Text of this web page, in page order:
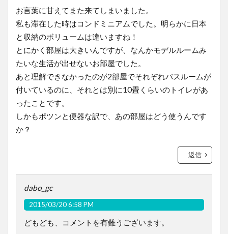
お言葉に甘えてまた来てしまいました。
私も滞在した時はコンドミニアムでした。明らかに日本
と収納のボリュームは違いますね！
とにかく部屋は大きいんですが、なんかモデルルームみ
たいな生活が出せないお部屋でした。
あと理解できなかったのが2部屋でそれぞれバスルームが
付いているのに、それとは別に10畳くらいのトイレがあ
ったことです。
しかもポツンと便器な訳で、あの部屋はどう使うんです
か？
返信
dabo_gc
2015/03/20 6:58 PM
どもども、コメントを有難うございます。